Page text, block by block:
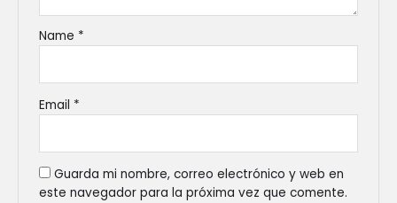
Name *
Email *
Guarda mi nombre, correo electrónico y web en
este navegador para la próxima vez que comente.